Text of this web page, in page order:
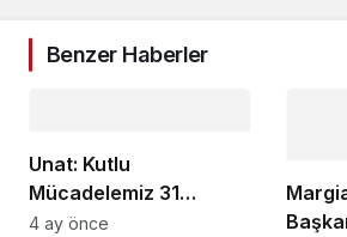
Benzer Haberler
Unat: Kutlu
Mücadelemiz 31
Yaşında
4 ay önce